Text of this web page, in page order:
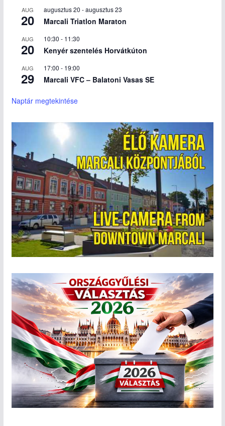
AUG
20
augusztus 20 -augusztus 23
Marcali Triatlon Maraton
AUG
20
10:30 - 11:30
Kenyér szentelés Horvátkúton
AUG
29
17:00 - 19:00
Marcali VFC – Balatoni Vasas SE
Naptár megtekintése